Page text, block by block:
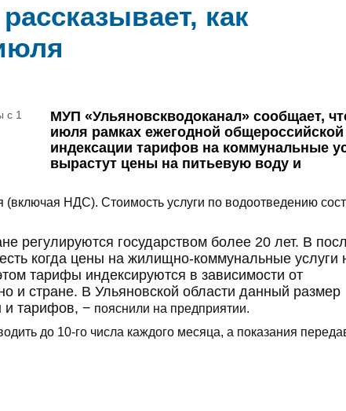
как
МУП «Ульяновскводоканал» сообщает,
июля рамках ежегодной общероссийской
индексации тарифов на коммунальные
вырастут цены на питьевую воду и
(включая НДС). Стоимость услуги по водоотведению
регулируются государством более 20 лет. В
когда цены на жилищно-коммунальные услуги
тарифы индексируются в зависимости от
и стране. В Ульяновской области данный размер
и тарифов, − пояснили на предприятии.
до 10-го числа каждого месяца, а показания